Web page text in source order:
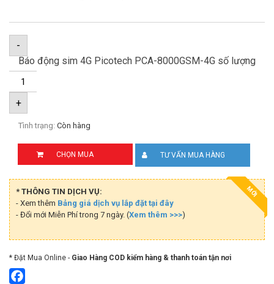
-
Báo động sim 4G Picotech PCA-8000GSM-4G số lượng
+
Tình trạng: Còn hàng
CHỌN MUA TƯ VẤN MUA HÀNG
MỚI
* THÔNG TIN DỊCH VỤ:
- Xem thêm Bảng giá dịch vụ lắp đặt tại đây
- Đổi mới Miễn Phí trong 7 ngày. (Xem thêm >>>)
* Đặt Mua Online - Giao Hàng COD kiểm hàng & thanh toán tận nơi